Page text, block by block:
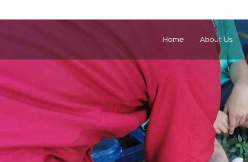
Home About Us